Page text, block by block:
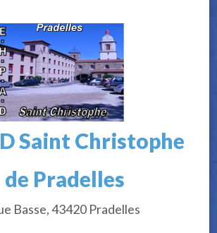
Saint Christophe
de Pradelles
Basse, 43420 Pradelles